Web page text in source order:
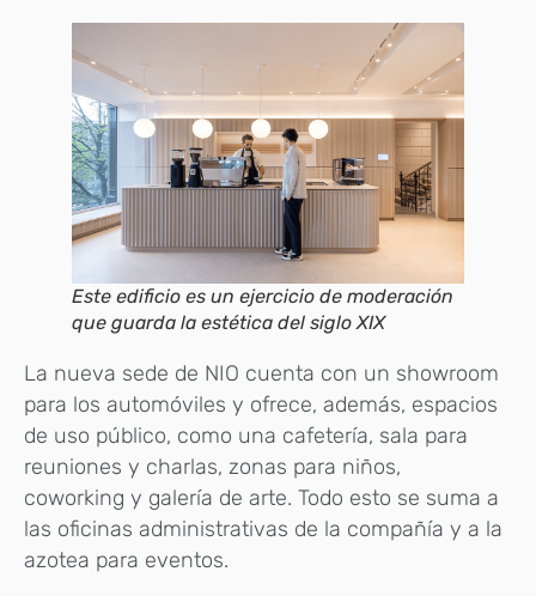
Este edificio es un ejercicio de moderación
que guarda la estética del siglo XIX
La nueva sede de NIO cuenta con un showroom
para los automóviles y ofrece, además, espacios
de uso público, como una cafetería, sala para
reuniones y charlas, zonas para niños,
coworking y galería de arte. Todo esto se suma a
las oficinas administrativas de la compañía y a la
azotea para eventos.